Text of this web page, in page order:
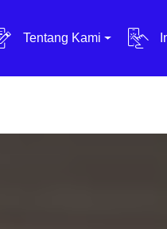
Tentang Kami